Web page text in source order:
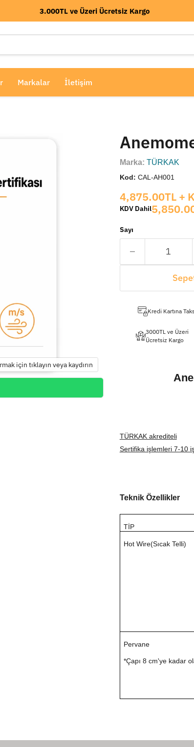
3.000TL ve Üzeri Ücretsiz Kargo
Markalar İletişim
için tıklayın veya kaydırın
Marka: TÜRKAK
Kod: CAL-AH001
Mevcut fiyat
4,875.00TL +
KDV Dahil
Sayı
Kredi Kartına
3000TL ve Üzeri
Ücretsiz Kargo
TÜRKAK akrediteli
Sertifika işlemleri 7-10
Teknik Özellikler
TİP
Hot Wire(Sıcak Telli)
Pervane
*Çapı 8 cm'ye kadar